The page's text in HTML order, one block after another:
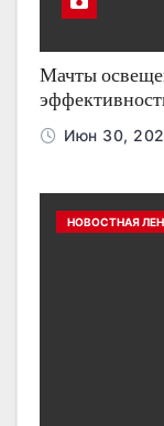
Мачты
Июн 30,
НОВОСТНАЯ